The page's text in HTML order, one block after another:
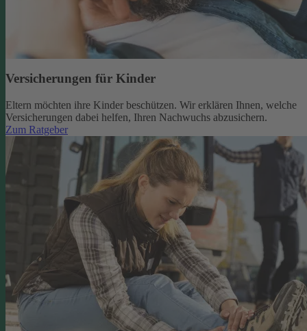
Versicherungen für Kinder
Eltern möchten ihre Kinder beschützen. Wir erklären Ihnen, welche
Versicherungen dabei helfen, Ihren Nachwuchs abzusichern.
Zum Ratgeber